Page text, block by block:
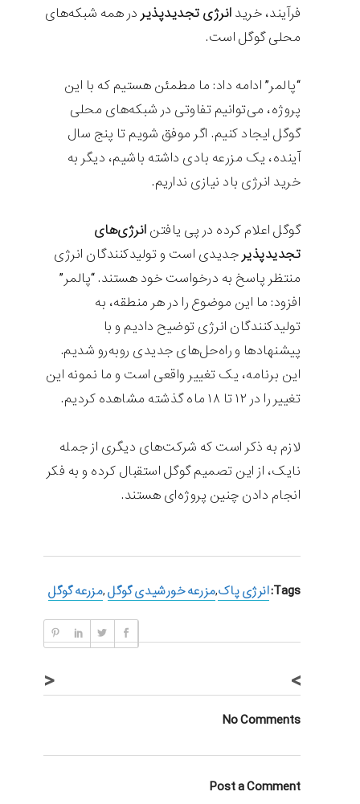
فرآیند، خرید انرژی تجدیدپذیر در همه شبکه‌های
محلی گوگل است.
“پالمر” ادامه داد: ما مطمئن هستیم که با این
پروژه، می‌توانیم تفاوتی در شبکه‌های محلی
گوگل ایجاد کنیم. اگر موفق شویم تا پنج سال
آینده، یک مزرعه بادی داشته باشیم، دیگر به
خرید انرژی باد نیازی نداریم.
گوگل اعلام کرده در پی یافتن انرژی‌های
تجدیدپذیر جدیدی است و تولیدکنندگان انرژی
منتظر پاسخ به درخواست خود هستند. “پالمر”
افزود: ما این موضوع را در هر منطقه، به
تولیدکنندگان انرژی توضیح دادیم و با
پیشنهادها و راه‌حل‌های جدیدی روبه‌رو شدیم.
این برنامه، یک تغییر واقعی است و ما نمونه این
تغییر را در ۱۲ تا ۱۸ ماه گذشته مشاهده کردیم.
لازم به ذکر است که شرکت‌های دیگری از جمله
نایک، از این تصمیم گوگل استقبال کرده و به فکر
انجام دادن چنین پروژه‌ای هستند.
Tags: انرژی پاک,مزرعه خورشیدی گوگل,مزرعه گوگل
< >
No Comments
Post a Comment